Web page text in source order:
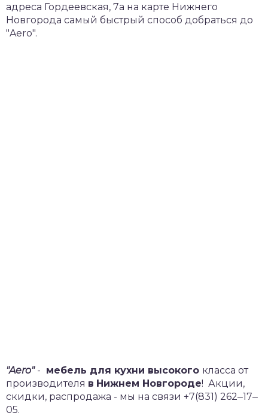
адреса Гордеевская, 7а на карте Нижнего
Новгорода самый быстрый способ добраться до
"Aero".
"Aero"- мебель для кухни высокого класса от
производителя в Нижнем Новгороде! Акции,
скидки, распродажа - мы на связи +7(831) 262‒17‒
05.